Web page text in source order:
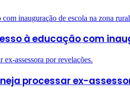
inauguração de escola na zona rural
à educação com
assessora por revelações.
processar ex-